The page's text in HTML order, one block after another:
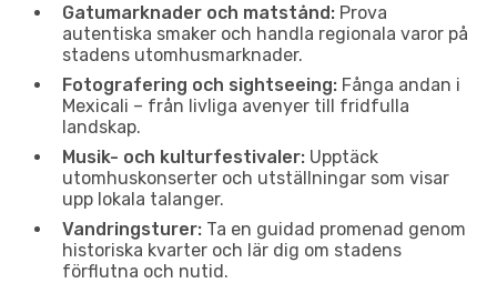
Gatumarknader och matstånd: Prova
autentiska smaker och handla regionala varor på
stadens utomhusmarknader.
Fotografering och sightseeing: Fånga andan i
Mexicali – från livliga avenyer till fridfulla
landskap.
Musik- och kulturfestivaler: Upptäck
utomhuskonserter och utställningar som visar
upp lokala talanger.
Vandringsturer: Ta en guidad promenad genom
historiska kvarter och lär dig om stadens
förflutna och nutid.